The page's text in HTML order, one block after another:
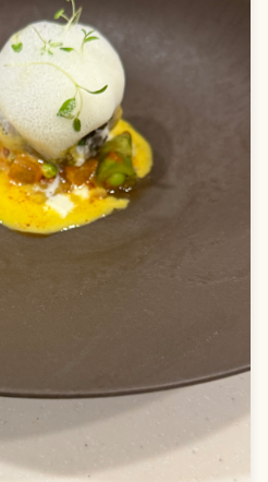
と皿」をご用意しています。
感覚で仕立てる一皿。 説明
ただけたらと思います。 温
くり、 最後は冷たいパスタ
わいの流れも含めて、一つ
ます。 目指しているのは、
とに静かに残る余韻。 ハー
く続く、 そんな“夏の記
ワインペアリングはナチュ
オレンジ、軽やかな赤な
うご提案が可能です。 ご自
ときに。 地中海の空気を感
コースをお楽しみください。